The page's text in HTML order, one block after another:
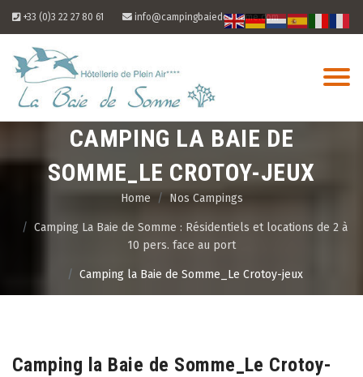
+33 (0)3 22 27 80 61 info@campingbaiedesomme.com
CAMPING LA BAIE DE
SOMME_LE CROTOY-JEUX
Home Nos Campings
Camping La Baie de Somme : Résidentiels et locations de 2 à
10 pers. face au port
Camping la Baie de Somme_Le Crotoy-jeux
Camping la Baie de Somme_Le Crotoy-